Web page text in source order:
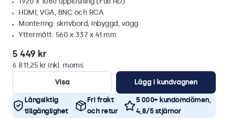
HDMI, VGA, BNC och RCA
Montering: skrivbord, inbyggd, vägg
Yttermått: 560 x 337 x 41 mm
5 449 kr
6 811,25 kr inkl. moms
Visa
Lägg i kundvagnen
Långsiktig
tillgänglighet
Fri frakt
och retur
5 000+ kundomdömen,
4,8/5 stjärnor